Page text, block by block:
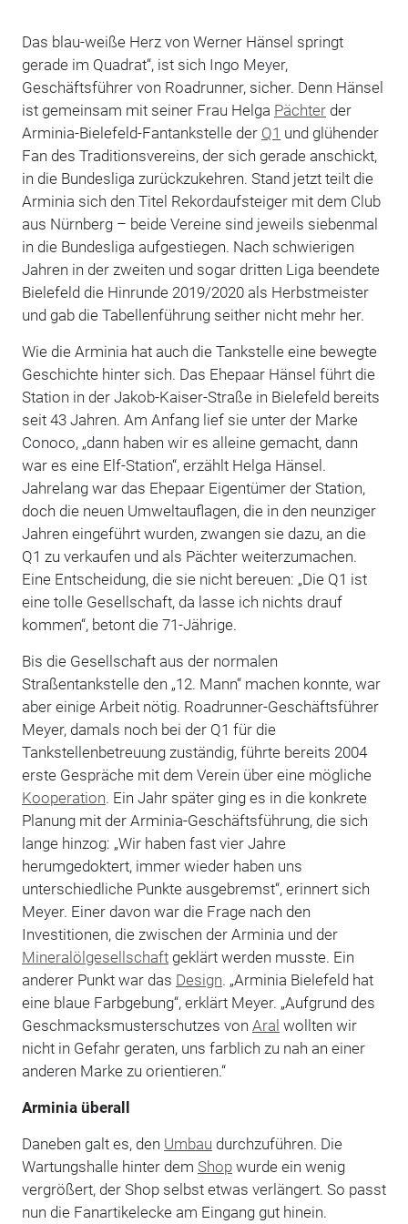
Das blau-weiße Herz von Werner Hänsel springt
gerade im Quadrat“, ist sich Ingo Meyer,
Geschäftsführer von Roadrunner, sicher. Denn Hänsel
ist gemeinsam mit seiner Frau Helga Pächterder
Arminia-Bielefeld-Fantankstelle der Q1 und glühender
Fan des Traditionsvereins, der sich gerade anschickt,
in die Bundesliga zurückzukehren. Stand jetzt teilt die
Arminia sich den Titel Rekordaufsteiger mit dem Club
aus Nürnberg – beide Vereine sind jeweils siebenmal
in die Bundesliga aufgestiegen. Nach schwierigen
Jahren in der zweiten und sogar dritten Liga beendete
Bielefeld die Hinrunde 2019/2020 als Herbstmeister
und gab die Tabellenführung seither nicht mehr her.
Wie die Arminia hat auch die Tankstelle eine bewegte
Geschichte hinter sich. Das Ehepaar Hänsel führt die
Station in der Jakob-Kaiser-Straße in Bielefeld ­bereits
seit 43 Jahren. Am Anfang lief sie unter der Marke
Conoco, „dann haben wir es ­alleine gemacht, dann
war es eine Elf-Station“, ­erzählt Helga Hänsel.
Jahrelang war das Ehepaar Eigentümer der Station,
doch die neuen Umweltauflagen, die in den neunziger
Jahren eingeführt wurden, zwangen sie dazu, an die
Q1 zu verkaufen und als Pächter weiterzumachen.
Eine Entscheidung, die sie nicht bereuen: „Die Q1 ist
eine tolle Gesellschaft, da lasse ich nichts drauf
kommen“, betont die 71-Jährige.
Bis die Gesellschaft aus der normalen
Straßentankstelle den „12. Mann“ machen konnte, war
aber einige Arbeit nötig. Roadrunner-Geschäftsführer
Meyer, damals noch bei der Q1 für die
Tankstellenbetreuung zuständig, führte bereits 2004
erste Gespräche mit dem Verein über eine mögliche
Kooperation. Ein Jahr später ging es in die konkrete
Planung mit der Arminia-Geschäftsführung, die sich
lange hinzog: „Wir haben fast vier Jahre
herumgedoktert, immer wieder haben uns
unterschiedliche Punkte ausgebremst“, erinnert sich
Meyer. Einer davon war die Frage nach den
Investitionen, die zwischen der Arminia und der
Mineralölgesellschaftgeklärt werden musste. Ein
anderer Punkt war das Design. „Arminia Bielefeld hat
eine blaue Farbgebung“, erklärt Meyer. „Aufgrund des
Geschmacksmusterschutzes von Aral wollten wir
nicht in Gefahr geraten, uns farblich zu nah an einer
anderen Marke zu orientieren.“
Arminia überall
Daneben galt es, den Umbau durchzuführen. Die
Wartungshalle hinter dem Shopwurde ein wenig
vergrößert, der Shop selbst etwas verlängert. So passt
nun die Fanartikelecke am Eingang gut hinein.